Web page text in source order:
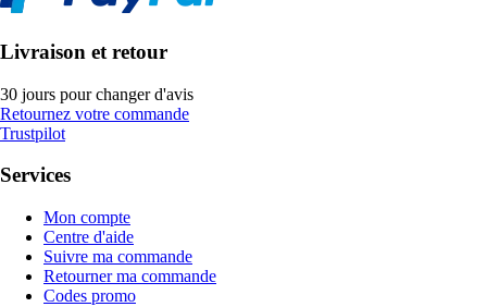
Livraison et retour
30 jours pour changer d'avis
Retournez votre commande
Trustpilot
Services
Mon compte
Centre d'aide
Suivre ma commande
Retourner ma commande
Codes promo